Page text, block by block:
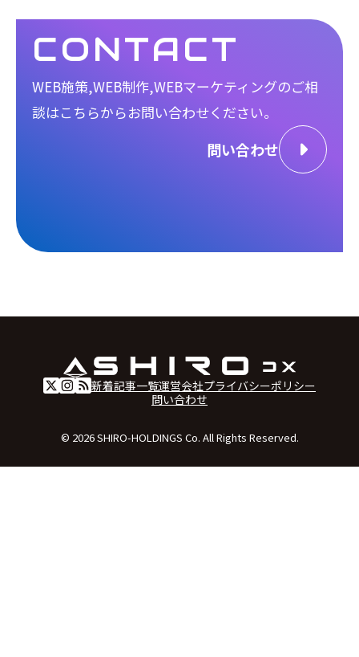
CONTACT
WEB施策,WEB制作,WEBマーケティングのご相
談はこちらからお問い合わせください。
問い合わせ
新着記事一覧運営会社プライバシーポリシー
問い合わせ
© 2026 SHIRO-HOLDINGS Co. All Rights Reserved.